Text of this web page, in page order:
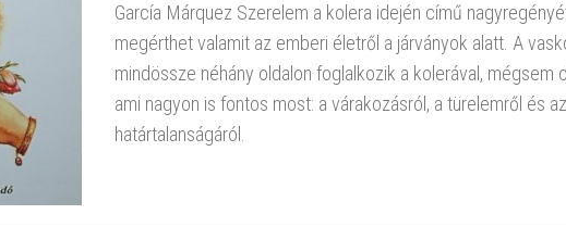
García Márquez Szerelem a kolera idején című
megérthet valamit az emberi életről a járványok alatt. A
mindössze néhány oldalon foglalkozik a kolerával, mégsem
ami nagyon is fontos most: a várakozásról, a türelemről és
határtalanságáról.